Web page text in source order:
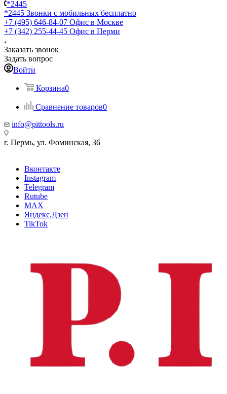
*2445
*2445 Звонки с мобильных бесплатно
+7 (495) 646-84-07 Офис в Москве
+7 (342) 255-44-45 Офис в Перми
Заказать звонок
Задать вопрос
Войти
Корзина0
Сравнение товаров0
info@pittools.ru
г. Пермь, ул. Фоминская, 36
Вконтакте
Instagram
Telegram
Rutube
MAX
Яндекс.Дзен
TikTok